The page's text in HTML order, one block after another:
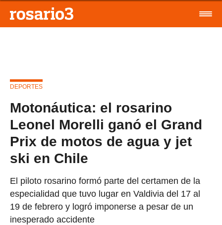
DEPORTES
Motonáutica: el rosarino
Leonel Morelli ganó el Grand
Prix de motos de agua y jet
ski en Chile
El piloto rosarino formó parte del certamen de la
especialidad que tuvo lugar en Valdivia del 17 al
19 de febrero y logró imponerse a pesar de un
inesperado accidente